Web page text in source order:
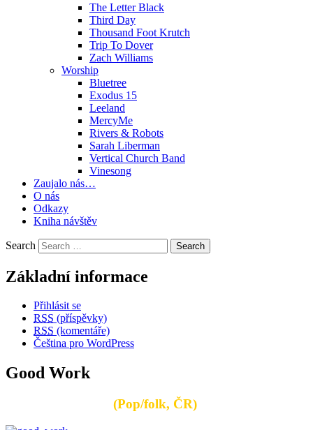
The Letter Black
Third Day
Thousand Foot Krutch
Trip To Dover
Zach Williams
Worship
Bluetree
Exodus 15
Leeland
MercyMe
Rivers & Robots
Sarah Liberman
Vertical Church Band
Vinesong
Zaujalo nás…
O nás
Odkazy
Kniha návštěv
Search
Základní informace
Přihlásit se
RSS (příspěvky)
RSS (komentáře)
Čeština pro WordPress
Good Work
(Pop/folk, ČR)